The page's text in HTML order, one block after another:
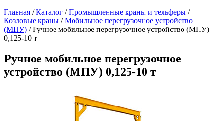
Главная /Каталог /Промышленные краны и тельферы /
Козловые краны /Мобильное перегрузочное устройство
(МПУ) /Ручное мобильное перегрузочное устройство (МПУ)
0,125-10 т
Ручное мобильное перегрузочное
устройство (МПУ) 0,125-10 т